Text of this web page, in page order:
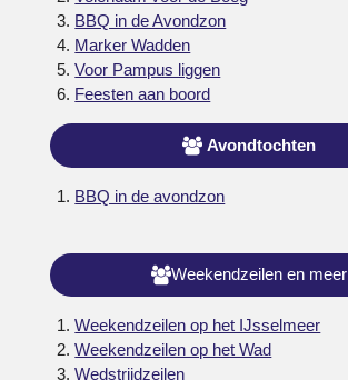
BBQ in de Avondzon
Marker Wadden
Voor Pampus liggen
Feesten aan boord
Avondtochten
BBQ in de avondzon
Weekendzeilen en meer
Weekendzeilen op het IJsselmeer
Weekendzeilen op het Wad
Wedstrijdzeilen